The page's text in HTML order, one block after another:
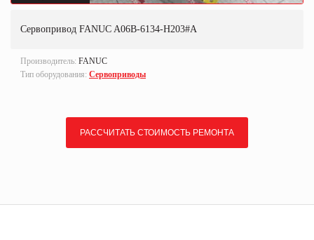
Сервопривод FANUC A06B-6134-H203#A
Производитель: FANUC
Тип оборудования: Сервоприводы
РАССЧИТАТЬ СТОИМОСТЬ РЕМОНТА